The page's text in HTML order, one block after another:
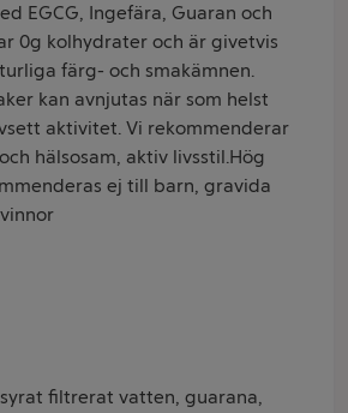
EGCG, Ingefära, Guaran och
0g kolhydrater och är givetvis
färg- och smakämnen.
kan avnjutas när som helst
aktivitet. Vi rekommenderar
hälsosam, aktiv livsstil.Hög
ej till barn, gravida
filtrerat vatten, guarana,